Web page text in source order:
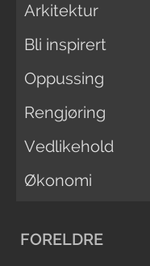
Arkitektur
Bli inspirert
Oppussing
Rengjøring
Vedlikehold
Økonomi
FORELDRE